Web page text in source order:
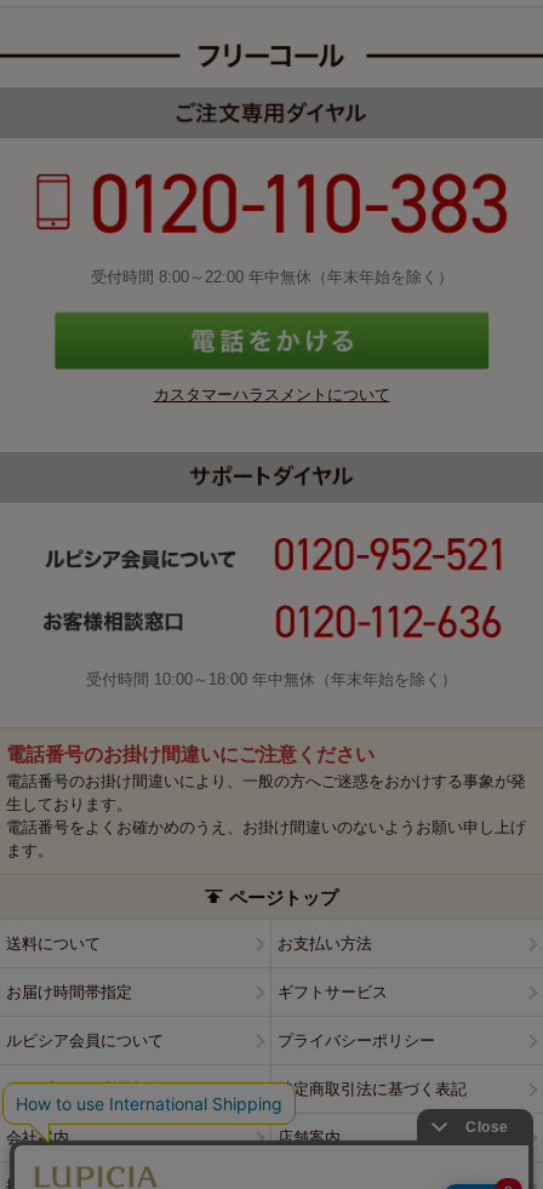
受付時間 8:00～22:00 年中無休（年末年始を除く）
カスタマーハラスメントについて
受付時間 10:00～18:00 年中無休（年末年始を除く）
電話番号のお掛け間違いにご注意ください
電話番号のお掛け間違いにより、一般の方へご迷惑をおかけする事象が発
生しております。
電話番号をよくお確かめのうえ、お掛け間違いのないようお願い申し上げ
ます。
ページトップ
送料について お支払い方法
お届け時間帯指定 ギフトサービス
ルピシア会員について プライバシーポリシー
ウェブサイト利用規約 特定商取引法に基づく表記
会社案内 店舗案内